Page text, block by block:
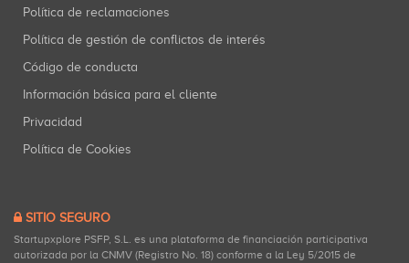
Política de reclamaciones
Política de gestión de conflictos de interés
Código de conducta
Información básica para el cliente
Privacidad
Política de Cookies
SITIO SEGURO
Startupxplore PSFP, S.L. es una plataforma de financiación participativa
autorizada por la CNMV (Registro No. 18) conforme a la Ley 5/2015 de